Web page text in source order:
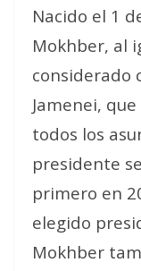
Nacido el 1
Mokhber, al
considerado
Jamenei,
todos los
presidente
primero en
elegido
Mokhber